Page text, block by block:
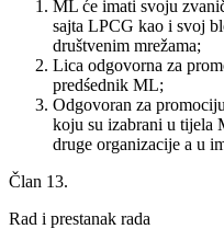
ML će imati svoju
sajta LPCG kao i svoj
društvenim mrežama;
Lica odgovorna za
predśednik ML;
Odgovoran za
koju su izabrani u tijela
druge organizacije a u
Član 13.
Rad i prestanak rada